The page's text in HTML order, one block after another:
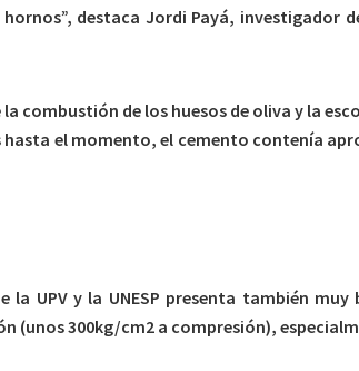
destaca Jordi Payá, investigador
combustión de los huesos de oliva y la
el momento, el cemento contenía
UPV y la UNESP presenta también
(unos 300kg/cm2 a compresión),